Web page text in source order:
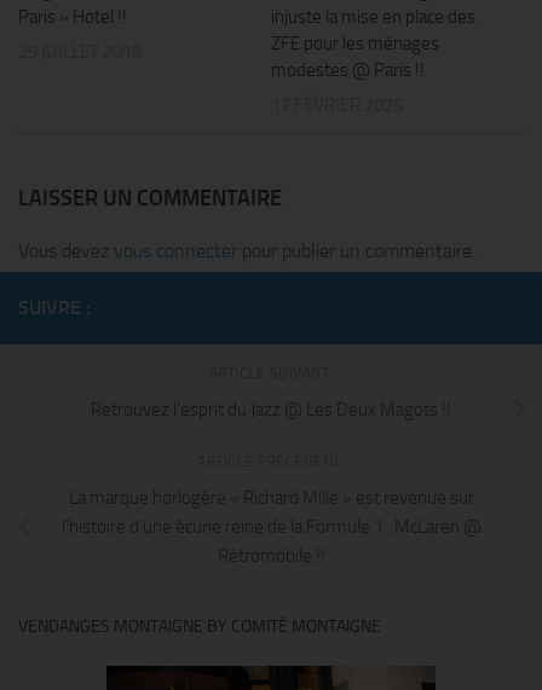
Paris » Hotel !!
injuste la mise en place des
ZFE pour les ménages
modestes @ Paris !!
LAISSER UN COMMENTAIRE
Vous devez vous connecter pour publier un commentaire.
SUIVRE :
Retrouvez l’esprit du Jazz @ Les Deux Magots !!
La marque horlogère « Richard Mille » est revenue sur
l’histoire d’une écurie reine de la Formule 1 : McLaren @
Rétromobile !!
VENDANGES MONTAIGNE BY COMITÉ MONTAIGNE